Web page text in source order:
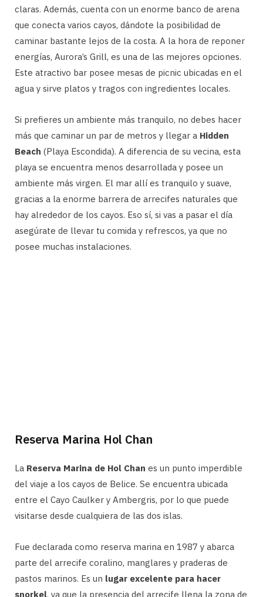
claras. Además, cuenta con un enorme banco de arena
que conecta varios cayos, dándote la posibilidad de
caminar bastante lejos de la costa. A la hora de reponer
energías, Aurora’s Grill, es una de las mejores opciones.
Este atractivo bar posee mesas de picnic ubicadas en el
agua y sirve platos y tragos con ingredientes locales.
Si prefieres un ambiente más tranquilo, no debes hacer
más que caminar un par de metros y llegar a Hidden
Beach (Playa Escondida). A diferencia de su vecina, esta
playa se encuentra menos desarrollada y posee un
ambiente más virgen. El mar allí es tranquilo y suave,
gracias a la enorme barrera de arrecifes naturales que
hay alrededor de los cayos. Eso sí, si vas a pasar el día
asegúrate de llevar tu comida y refrescos, ya que no
posee muchas instalaciones.
Reserva Marina Hol Chan
La Reserva Marina de Hol Chan es un punto imperdible
del viaje a los cayos de Belice. Se encuentra ubicada
entre el Cayo Caulker y Ambergris, por lo que puede
visitarse desde cualquiera de las dos islas.
Fue declarada como reserva marina en 1987 y abarca
parte del arrecife coralino, manglares y praderas de
pastos marinos. Es un lugar excelente para hacer
snorkel, ya que la presencia del arrecife llena la zona de